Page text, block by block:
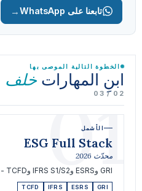
تابعنا على WhatsApp →
الخطوة التالية الموصى بها
ابنِ المهارات خلف
02 / 03
01
الأشمل
ESG Full Stack
محدّث 2026
GRI وESRS وIFRS S1/S2 وTCFD - دورة إعداد التقارير الكاملة.
GRI
ESRS
IFRS
TCFD